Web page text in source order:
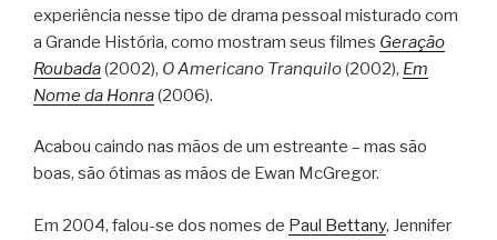
experiência nesse tipo de drama pessoal misturado com
a Grande História, como mostram seus filmes Geração
Roubada(2002), O Americano Tranquilo(2002), Em
Nome da Honra(2006).
Acabou caindo nas mãos de um estreante – mas são
boas, são ótimas as mãos de Ewan McGregor.
Em 2004, falou-se dos nomes de Paul Bettany, Jennifer